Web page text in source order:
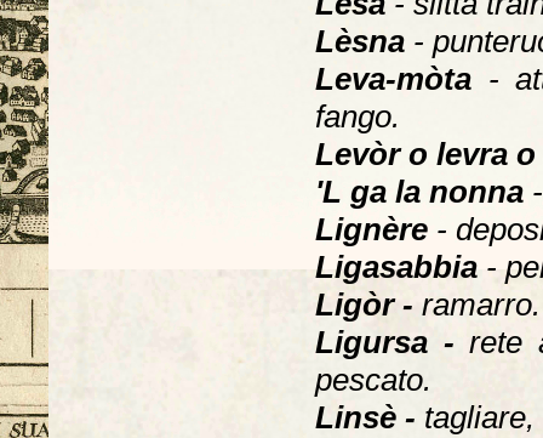
Lèsna -
Leva-mòta -
fango.
Levòr o levra
'L ga la nonna
Lignère -
Ligasabbia -
Ligòr - ramarro.
Ligursa - rete
pescato.
Linsè -